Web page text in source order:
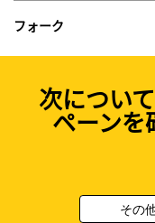
フォーク
次につい
ペーンを
その